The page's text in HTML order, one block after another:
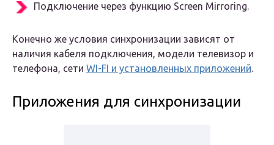
Подключение через функцию Screen Mirroring.
Конечно же условия синхронизации зависят от
наличия кабеля подключения, модели телевизор и
телефона, сети WI-FI и установленных приложений.
Приложения для синхронизации